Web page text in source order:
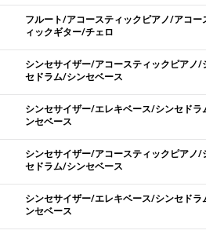
フルート/アコースティックピアノ/アコー
ィックギター/チェロ
シンセサイザー/アコースティックピアノ/
セドラム/シンセベース
シンセサイザー/エレキベース/シンセドラ
ンセベース
シンセサイザー/アコースティックピアノ/
セドラム/シンセベース
シンセサイザー/エレキベース/シンセドラ
ンセベース